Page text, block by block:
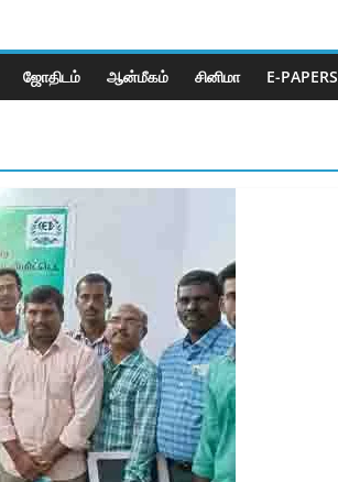
ஜோ‌திட‌ம் ஆன்மீகம் சினிமா E-PAPERS